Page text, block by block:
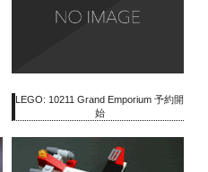
LEGO: 10211 Grand Emporium 予約開
始